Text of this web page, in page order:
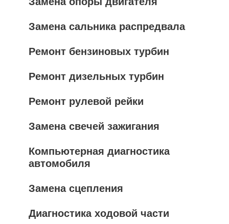
Замена сальника распредвала
Ремонт бензиновых турбин
Ремонт дизельных турбин
Ремонт рулевой рейки
Замена свечей зажигания
Компьютерная диагностика
автомобиля
Замена сцепления
Диагностика ходовой части